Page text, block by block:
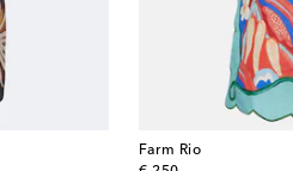
Farm Rio